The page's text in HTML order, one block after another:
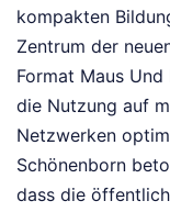
kompakten
Zentrum der
Format Maus
die Nutzung auf
Netzwerken
Schönenborn
dass die